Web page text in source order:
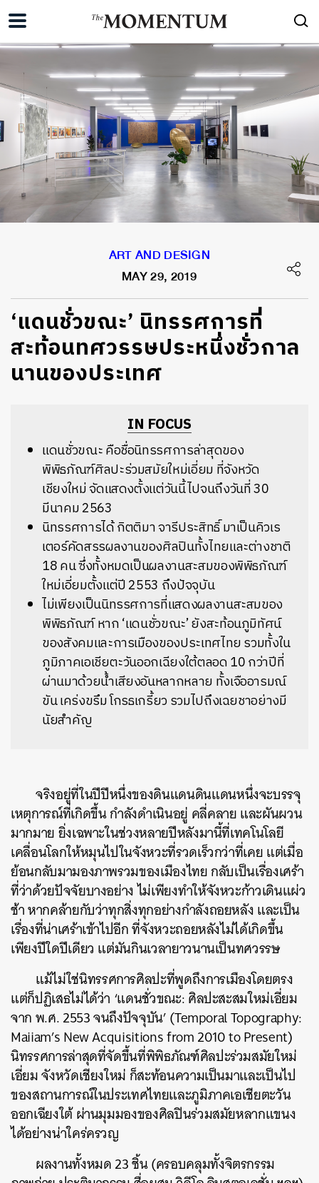
ART AND DESIGN
MAY 29, 2019
‘แดนชั่วขณะ’ นิทรรศการที่
สะท้อนทศวรรษประหนึ่งชั่วกาล
นานของประเทศ
IN FOCUS
แดนชั่วขณะ คือชื่อนิทรรศการล่าสุดของ
พิพิธภัณฑ์ศิลปะร่วมสมัยใหม่เอี่ยม ที่จังหวัด
เชียงใหม่ จัดแสดงตั้งแต่วันนี้ไปจนถึงวันที่ 30
มีนาคม 2563
นิทรรศการได้ กิตติมา จารีประสิทธิ์ มาเป็นคิวเร
เตอร์คัดสรรผลงานของศิลปินทั้งไทยและต่างชาติ
18 คน ซึ่งทั้งหมดเป็นผลงานสะสมของพิพิธภัณฑ์
ใหม่เอี่ยมตั้งแต่ปี 2553 ถึงปัจจุบัน
ไม่เพียงเป็นนิทรรศการที่แสดงผลงานสะสมของ
พิพิธภัณฑ์ หาก ‘แดนชั่วขณะ’ ยังสะท้อนภูมิทัศน์
ของสังคมและการเมืองของประเทศไทย รวมทั้งใน
ภูมิภาคเอเชียตะวันออกเฉียงใต้ตลอด 10 กว่าปีที่
ผ่านมาด้วยน้ำเสียงอันหลากหลาย ทั้งเจืออารมณ์
ขัน เคร่งขรึม โกรธเกรี้ยว รวมไปถึงเฉยชาอย่างมี
นัยสำคัญ
จริงอยู่ที่ในปีปีหนึ่งของดินแดนดินแดนหนึ่งจะบรรจุ
เหตุการณ์ที่เกิดขึ้น กำลังดำเนินอยู่ คลี่คลาย และผันผวน
มากมาย ยิ่งเฉพาะในช่วงหลายปีหลังมานี้ที่เทคโนโลยี
เคลื่อนโลกให้หมุนไปในจังหวะที่รวดเร็วกว่าที่เคย แต่เมื่อ
ย้อนกลับมามองภาพรวมของเมืองไทย กลับเป็นเรื่องเศร้า
ที่ว่าด้วยปัจจัยบางอย่าง ไม่เพียงทำให้จังหวะก้าวเดินแผ่ว
ช้า หากคล้ายกับว่าทุกสิ่งทุกอย่างกำลังถอยหลัง และเป็น
เรื่องที่น่าเศร้าเข้าไปอีก ที่จังหวะถอยหลังไม่ได้เกิดขึ้น
เพียงปีใดปีเดียว แต่มันกินเวลายาวนานเป็นทศวรรษ
แม้ไม่ใช่นิทรรศการศิลปะที่พูดถึงการเมืองโดยตรง
แต่ก็ปฏิเสธไม่ได้ว่า ‘แดนชั่วขณะ: ศิลปะสะสมใหม่เอี่ยม
จาก พ.ศ. 2553 จนถึงปัจจุบัน’ (Temporal Topography:
Maiiam’s New Acquisitions from 2010 to Present)
นิทรรศการล่าสุดที่จัดขึ้นที่พิพิธภัณฑ์ศิลปะร่วมสมัยใหม่
เอี่ยม จังหวัดเชียงใหม่ ก็สะท้อนความเป็นมาและเป็นไป
ของสถานการณ์ในประเทศไทยและภูมิภาคเอเชียตะวัน
ออกเฉียงใต้ ผ่านมุมมองของศิลปินร่วมสมัยหลากแขนง
ได้อย่างน่าใคร่ครวญ
ผลงานทั้งหมด 23 ชิ้น (ครอบคลุมทั้งจิตรกรรม